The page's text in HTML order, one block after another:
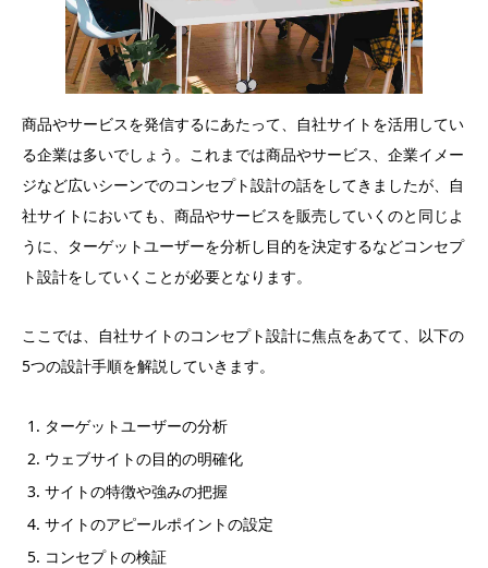
商品やサービスを発信するにあたって、自社サイトを活用してい
る企業は多いでしょう。これまでは商品やサービス、企業イメー
ジなど広いシーンでのコンセプト設計の話をしてきましたが、自
社サイトにおいても、商品やサービスを販売していくのと同じよ
うに、ターゲットユーザーを分析し目的を決定するなどコンセプ
ト設計をしていくことが必要となります。
ここでは、自社サイトのコンセプト設計に焦点をあてて、以下の
5つの設計手順を解説していきます。
ターゲットユーザーの分析
ウェブサイトの目的の明確化
サイトの特徴や強みの把握
サイトのアピールポイントの設定
コンセプトの検証